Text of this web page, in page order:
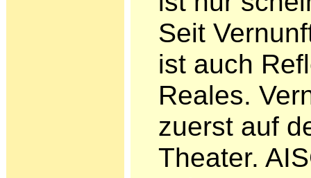
Seit
ist auch
Reales.
zuerst auf
Theater.